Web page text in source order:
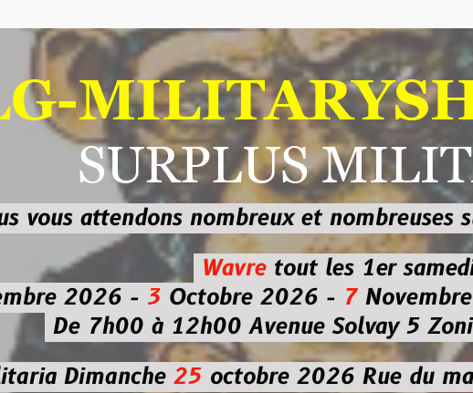
SURPLUS
attendons nombreux et nombreusessur les
Wavre
tout les 1er samedi
-3Octobre 2026 - 7Novembre 2026
7h00 à 12h00 Avenue Solvay 5 Zoning
25octobre 2026Rue du marché